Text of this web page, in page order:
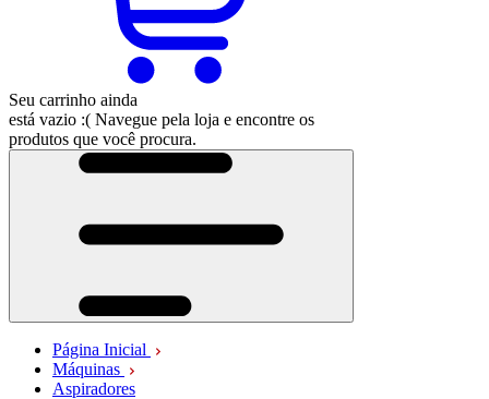
Seu carrinho ainda
está vazio :( Navegue pela loja e encontre os
produtos que você procura.
Página Inicial
Máquinas
Aspiradores